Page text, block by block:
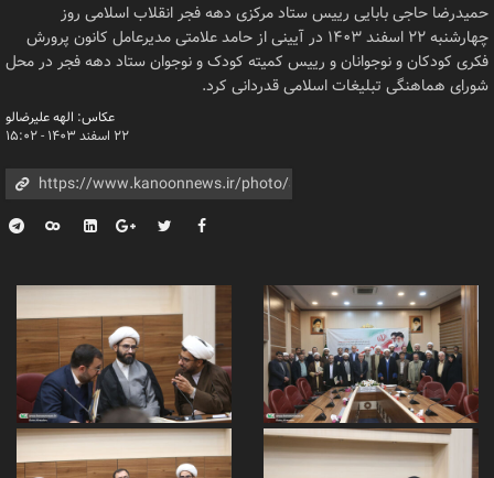
حمیدرضا حاجی بابایی رییس ستاد مرکزی دهه فجر انقلاب اسلامی روز
چهارشنبه ۲۲ اسفند ۱۴۰۳ در آیینی از حامد علامتی مدیرعامل کانون پرورش
فکری کودکان و نوجوانان و رییس کمیته کودک و نوجوان ستاد دهه فجر در محل
شورای هماهنگی تبلیغات اسلامی قدردانی کرد.
عکاس: الهه علیرضالو
۲۲ اسفند ۱۴۰۳ - ۱۵:۰۲